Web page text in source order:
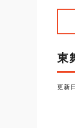
東
更新